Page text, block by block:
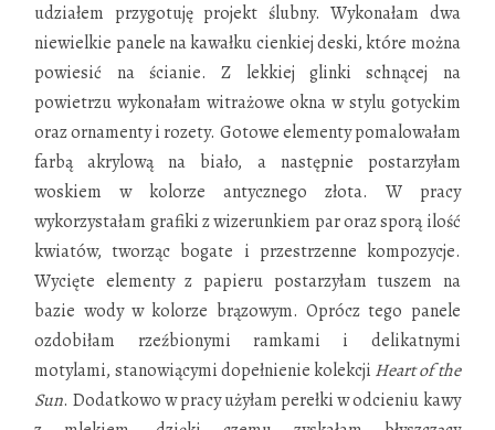
udziałem przygotuję projekt ślubny. Wykonałam dwa
niewielkie panele na kawałku cienkiej deski, które można
powiesić na ścianie. Z lekkiej glinki schnącej na
powietrzu wykonałam witrażowe okna w stylu gotyckim
oraz ornamenty i rozety. Gotowe elementy pomalowałam
farbą akrylową na biało, a następnie postarzyłam
woskiem w kolorze antycznego złota. W pracy
wykorzystałam grafiki z wizerunkiem par oraz sporą ilość
kwiatów, tworząc bogate i przestrzenne kompozycje.
Wycięte elementy z papieru postarzyłam tuszem na
bazie wody w kolorze brązowym. Oprócz tego panele
ozdobiłam rzeźbionymi ramkami i delikatnymi
motylami, stanowiącymi dopełnienie kolekcji Heart of the
Sun. Dodatkowo w pracy użyłam perełki w odcieniu kawy